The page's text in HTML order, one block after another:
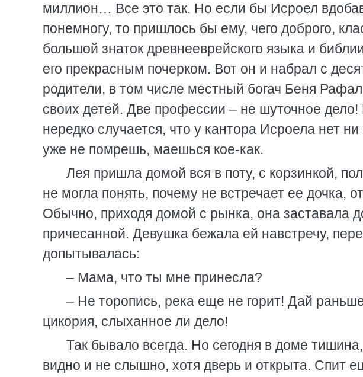
миллион… Все это так. Но если бы Исроел
понемногу, то пришлось бы ему, чего доброго,
большой знаток древнееврейского языка и
его прекрасным почерком. Вот он и набрал с
родители, в том числе местный богач Беня
своих детей. Две профессии – не шуточное
нередко случается, что у кантора Исроела нет
уже не помрешь, маешься кое-как.
Лея пришла домой вся в поту, с корзинкой,
не могла понять, почему не встречает ее дочка,
Обычно, приходя домой с рынка, она заставала
причесанной. Девушка бежала ей навстречу,
допытывалась:
– Мама, что ты мне принесла?
– Не торопись, река еще не горит! Дай раньше
цикория, слыханное ли дело!
Так бывало всегда. Но сегодня в доме
видно и не слышно, хотя дверь и открыта. Спит